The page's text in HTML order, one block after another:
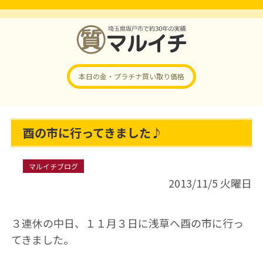
本日の金・プラチナ買い取り価格
酉の市に行ってきました♪
マルイチブログ
2013/11/5 火曜日
３連休の中日、１１月３日に浅草へ酉の市に行っ
てきました。